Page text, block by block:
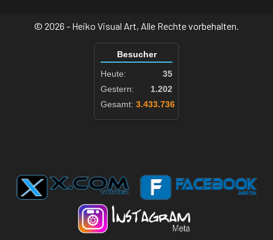
© 2026 - Heiko Visual Art, Alle Rechte vorbehalten.
Besucher
Heute:
35
Gestern:
1.202
Gesamt: 3.433.736